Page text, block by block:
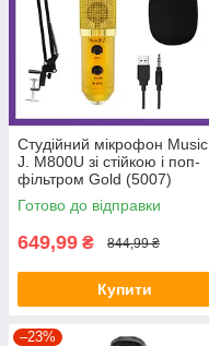
Студійний мікрофон Music
J. M800U зі стійкою і поп-
фільтром Gold (5007)
Готово до відправки
649,99 ₴ 844,99 ₴
Купити
–23%